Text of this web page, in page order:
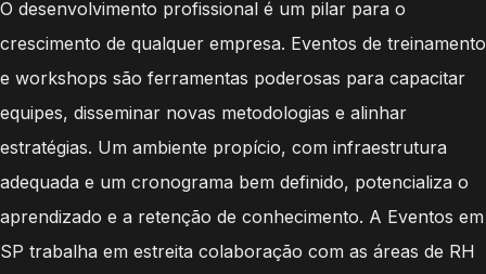
O desenvolvimento profissional é um pilar para o
crescimento de qualquer empresa. Eventos de treinamento
e workshops são ferramentas poderosas para capacitar
equipes, disseminar novas metodologias e alinhar
estratégias. Um ambiente propício, com infraestrutura
adequada e um cronograma bem definido, potencializa o
aprendizado e a retenção de conhecimento. A Eventos em
SP trabalha em estreita colaboração com as áreas de RH